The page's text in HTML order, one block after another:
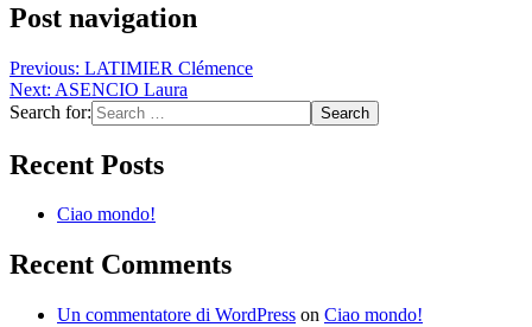
Post navigation
Previous: LATIMIER Clémence
Next: ASENCIO Laura
Search for:
Recent Posts
Ciao mondo!
Recent Comments
Un commentatore di WordPress on Ciao mondo!